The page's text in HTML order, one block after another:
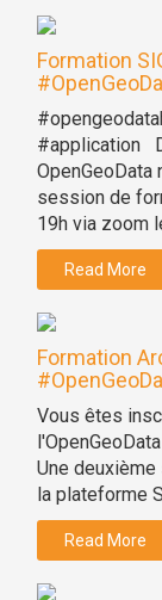
Formation
#application
session de
19h via zoom
Read More
Formation
Vous êtes
Une
la plateforme
Read More